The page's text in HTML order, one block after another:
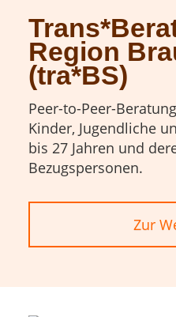
Region
(tra*BS)
Peer-to-Peer-
Kinder, Jugendliche
bis 27 Jahren und
Bezugspersonen.
Zur